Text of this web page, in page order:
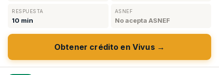
RESPUESTA
10 min
ASNEF
No acepta ASNEF
Obtener crédito en Vivus →